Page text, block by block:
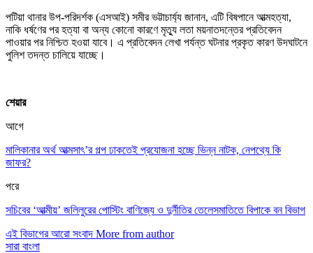
পটিয়া থানার উপ-পরিদর্শক (এসআই) সমীর ভট্টাচার্য্য জানান, এটি বিষপানে আত্মহত্যা,
নাকি ধর্ষণের পর হত্যা বা অন্য কোনো কারণে মৃত্যু লতা ময়নাতদন্তের প্রতিবেদন
পাওয়ার পর নিশ্চিত হওয়া যাবে। এ প্রতিবেদন লেখা পর্যন্ত ঘটনার প্রকৃত কারণ উদঘাটনে
পুলিশ তদন্ত চালিয়ে যাচ্ছে।
শেয়ার
আগে
মালিকানার অর্থ আত্মসাৎ’র গল্প ঢাকতেই প্রযোজনা হচ্ছে ভিন্ন নাটক, নেপথ্যে কি
জাফর?
পরে
সচিবের ‘আত্মীয়’ জলিলুরের পোস্টিং বাণিজ্যে ও দুর্নীতির তেলেসমাতিতে বিপাকে বন বিভাগ
এই বিভাগের আরো সংবাদ More from author
সারা বাংলা